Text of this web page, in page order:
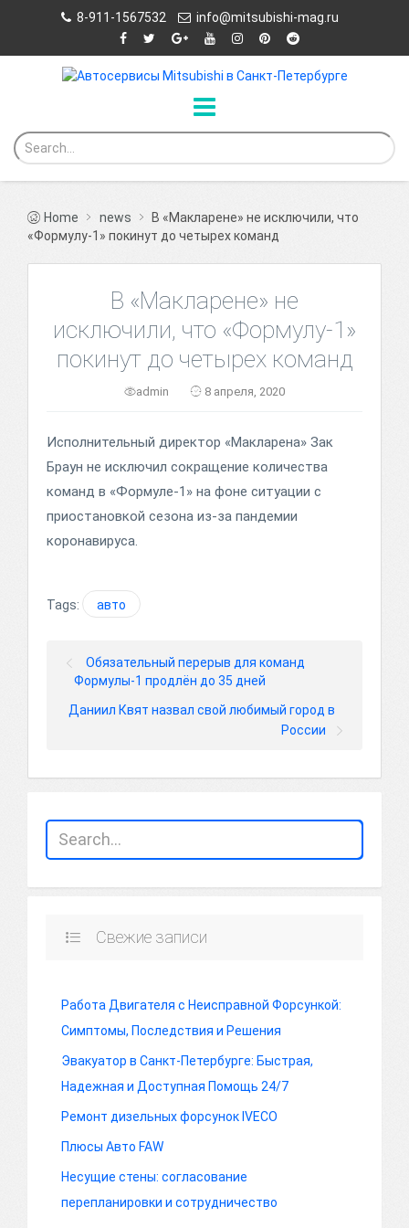
8-911-1567532 info@mitsubishi-mag.ru
Home news
В «Макларене» не исключили, что
«Формулу-1» покинут до четырех команд
В «Макларене» не
исключили, что «Формулу-1»
покинут до четырех команд
admin 8 апреля, 2020
Исполнительный директор «Макларена» Зак
Браун не исключил сокращение количества
команд в «Формуле-1» на фоне ситуации с
приостановкой сезона из-за пандемии
коронавируса.
Tags: авто
Обязательный перерыв для команд
Формулы-1 продлён до 35 дней
Даниил Квят назвал свой любимый город в
России
Свежие записи
Работа Двигателя с Неисправной Форсункой:
Симптомы, Последствия и Решения
Эвакуатор в Санкт-Петербурге: Быстрая,
Надежная и Доступная Помощь 24/7
Ремонт дизельных форсунок IVECO
Плюсы Авто FAW
Несущие стены: согласование
перепланировки и сотрудничество